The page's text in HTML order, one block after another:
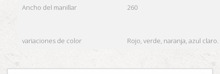
Ancho del manillar
260
variaciones de color Rojo, verde, naranja, azul claro.